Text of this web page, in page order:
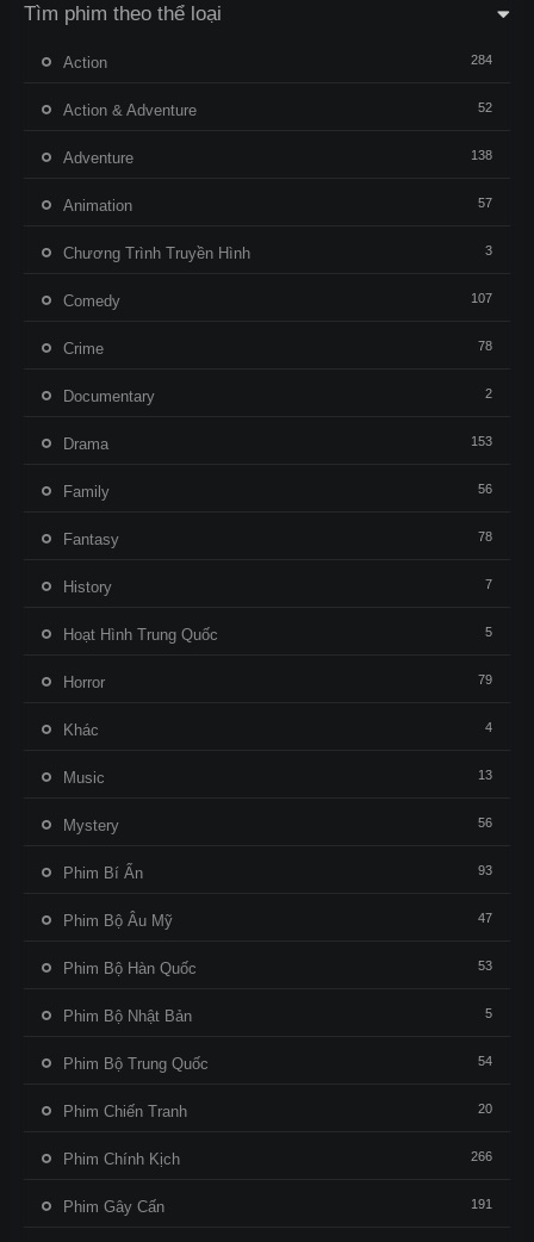
Tìm phim theo thể loại
Action 284
Action & Adventure 52
Adventure 138
Animation 57
Chương Trình Truyền Hình 3
Comedy 107
Crime 78
Documentary 2
Drama 153
Family 56
Fantasy 78
History 7
Hoạt Hình Trung Quốc 5
Horror 79
Khác 4
Music 13
Mystery 56
Phim Bí Ẩn 93
Phim Bộ Âu Mỹ 47
Phim Bộ Hàn Quốc 53
Phim Bộ Nhật Bản 5
Phim Bộ Trung Quốc 54
Phim Chiến Tranh 20
Phim Chính Kịch 266
Phim Gây Cấn 191